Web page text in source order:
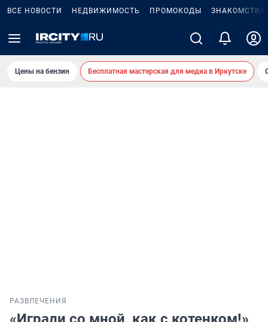
ВСЕ НОВОСТИ НЕДВИЖИМОСТЬ ПРОМОКОДЫ ЗНАКОМСТВА
Цены на бензин Бесплатная мастерская для медиа в Иркутске
РАЗВЛЕЧЕНИЯ